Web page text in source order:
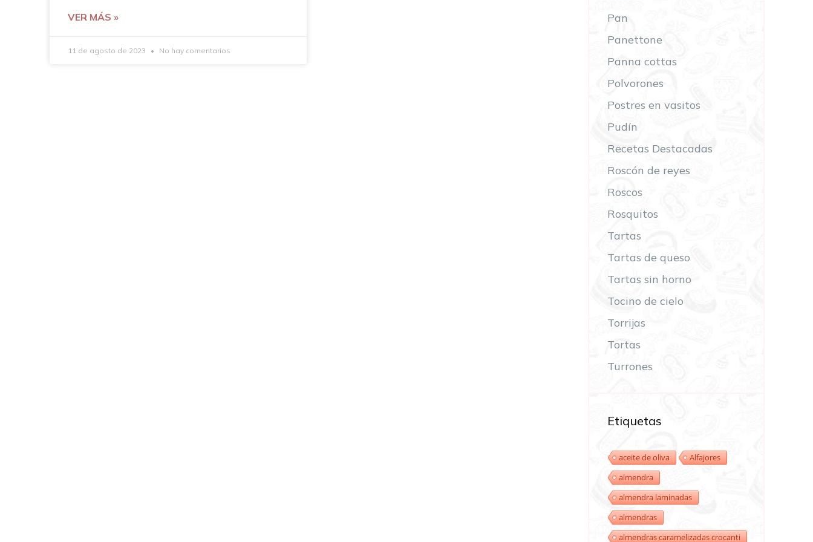
VER MÁS »
11 de agosto de 2023 No hay comentarios
Pan
Panettone
Panna cottas
Polvorones
Postres en vasitos
Pudín
Recetas Destacadas
Roscón de reyes
Roscos
Rosquitos
Tartas
Tartas de queso
Tartas sin horno
Tocino de cielo
Torrijas
Tortas
Turrones
Etiquetas
aceite de oliva
Alfajores
almendra
almendra laminadas
almendras
almendras caramelizadas crocanti